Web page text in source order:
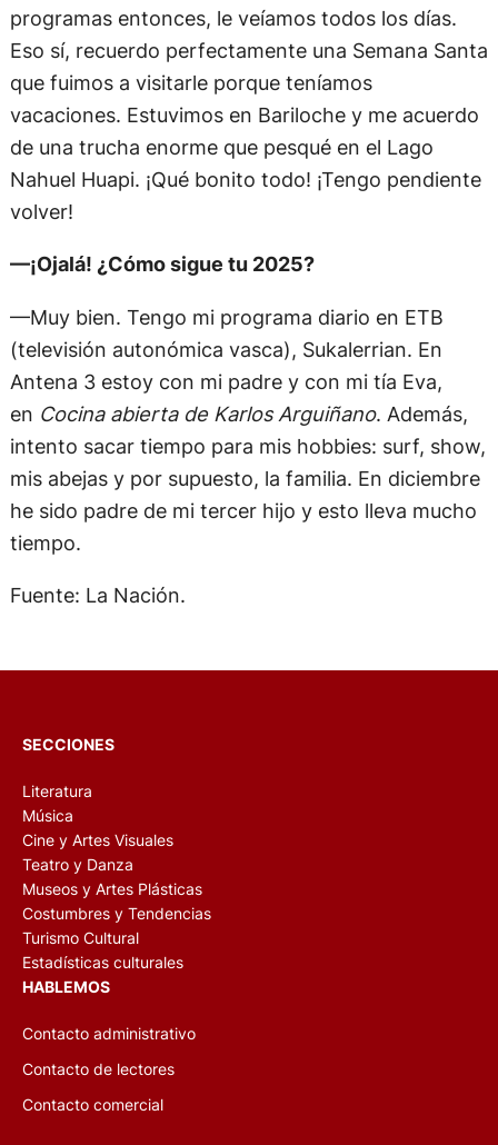
programas entonces, le veíamos todos los días.
Eso sí, recuerdo perfectamente una Semana Santa
que fuimos a visitarle porque teníamos
vacaciones. Estuvimos en Bariloche y me acuerdo
de una trucha enorme que pesqué en el Lago
Nahuel Huapi. ¡Qué bonito todo! ¡Tengo pendiente
volver!
—¡Ojalá! ¿Cómo sigue tu 2025?
—Muy bien. Tengo mi programa diario en ETB
(televisión autonómica vasca), Sukalerrian. En
Antena 3 estoy con mi padre y con mi tía Eva,
en Cocina abierta de Karlos Arguiñano. Además,
intento sacar tiempo para mis hobbies: surf, show,
mis abejas y por supuesto, la familia. En diciembre
he sido padre de mi tercer hijo y esto lleva mucho
tiempo.
Fuente: La Nación.
SECCIONES
Literatura
Música
Cine y Artes Visuales
Teatro y Danza
Museos y Artes Plásticas
Costumbres y Tendencias
Turismo Cultural
Estadísticas culturales
HABLEMOS
Contacto administrativo
Contacto de lectores
Contacto comercial